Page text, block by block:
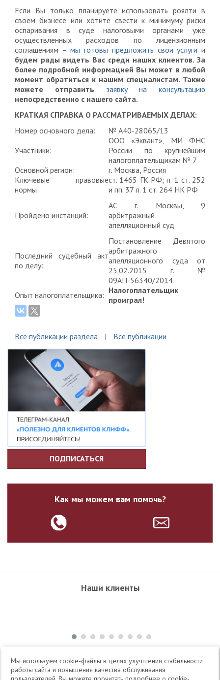
Если Вы только планируете использовать роялти в
своем бизнесе или хотите свести к минимуму риски
оспаривания в суде налоговыми органами уже
осуществленных расходов по лицензионным
соглашениям –мы готовы предложить свои услуги и
будем рады видеть Вас среди наших клиентов. За
более подробной информацией Вы может в любой
момент обратиться к нашим специалистам. Также
можете отправить заявку на консультацию
непосредственно с нашего сайта.
КРАТКАЯ СПРАВКА О РАССМАТРИВАЕМЫХ ДЕЛАХ:
Номер основного дела:
№ А40-28065/13
Участники:
ООО «Эквант», МИ ФНС
России по крупнейшим
налогоплательщикам № 7
Основной регион:
г. Москва, Россия
Ключевые правовые
нормы:
ст. 1465 ГК РФ; п. 1 ст. 252
и пп. 37 п. 1 ст. 264 НК РФ
Пройдено инстанций:
АС г. Москвы, 9
арбитражный
апелляционный суд
Последний судебный акт
по делу:
Постановление Девятого
арбитражного
апелляционного суда от
25.02.2015 г. №
09АП-56340/2014
Опыт налогоплательщика: Налогоплательщик
проиграл!
Все публикации раздела Все публикации
ПОДПИСАТЬСЯ
Как мы можем вам помочь?
Наши клиенты
+7 495 504-34-61
Мы используем cookie-файлы в целях улучшения стабильности
работы сайта и повышения качества обслуживания